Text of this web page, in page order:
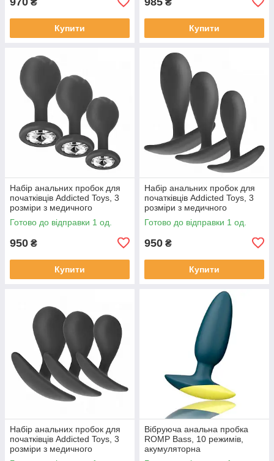
Купити Купити
Набір анальних пробок для
початківців Addicted Toys, 3
розміри з медичного
силікону, з кристалом
Готово до відправки 1 од.
950 ₴
Купити
Набір анальних пробок для
початківців Addicted Toys, 3
розміри з медичного
силікону, модель 2
Готово до відправки 1 од.
950 ₴
Купити
Набір анальних пробок для
початківців Addicted Toys, 3
розміри з медичного
силікону, модель 3
Вібруюча анальна пробка
ROMP Bass, 10 режимів,
акумуляторна